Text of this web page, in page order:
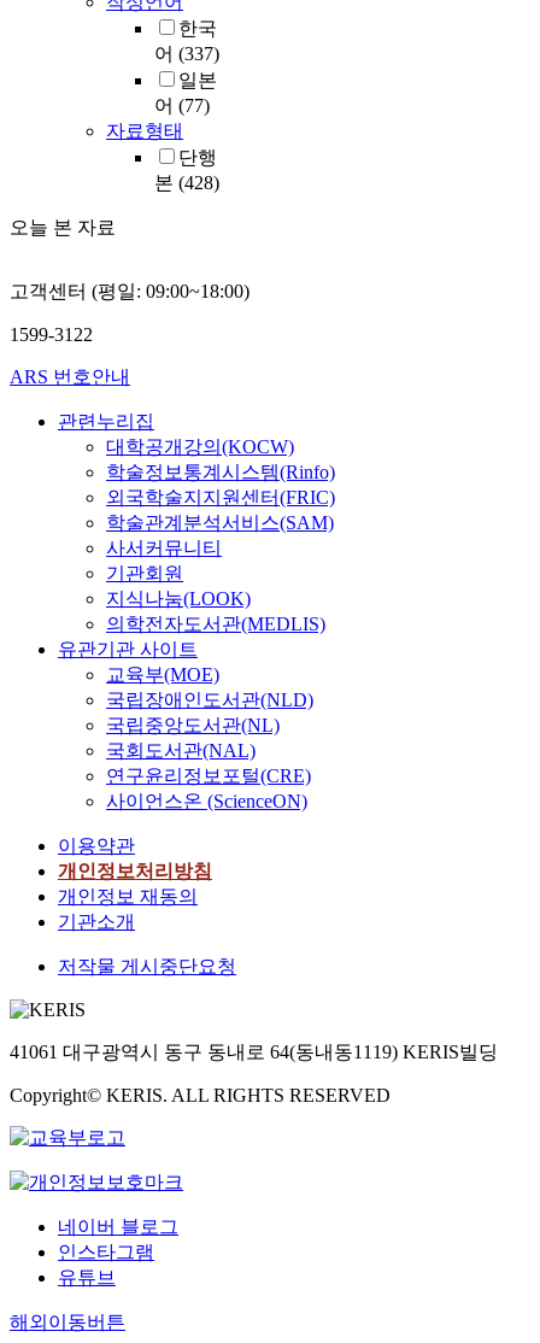
한국
어 (337)
일본
어 (77)
자료형태
단행
본 (428)
오늘 본 자료
고객센터 (평일: 09:00~18:00)
1599-3122
ARS 번호안내
관련누리집
대학공개강의(KOCW)
학술정보통계시스템(Rinfo)
외국학술지지원센터(FRIC)
학술관계분석서비스(SAM)
사서커뮤니티
기관회원
지식나눔(LOOK)
의학전자도서관(MEDLIS)
유관기관 사이트
교육부(MOE)
국립장애인도서관(NLD)
국립중앙도서관(NL)
국회도서관(NAL)
연구윤리정보포털(CRE)
사이언스온 (ScienceON)
이용약관
개인정보처리방침
개인정보 재동의
기관소개
저작물 게시중단요청
41061 대구광역시 동구 동내로 64(동내동1119) KERIS빌딩
Copyright© KERIS. ALL RIGHTS RESERVED
네이버 블로그
인스타그램
유튜브
해외이동버튼